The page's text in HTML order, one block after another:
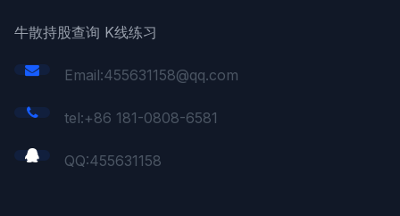
牛散持股查询 K线练习
Email:455631158@qq.com
tel:+86 181-0808-6581
QQ:455631158